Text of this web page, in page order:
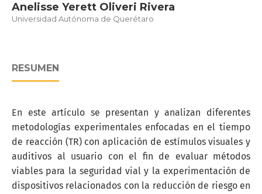
Anelisse Yerett Oliveri Rivera
Universidad Autónoma de Querétaro
RESUMEN
En este artículo se presentan y analizan diferentes
metodologías experimentales enfocadas en el tiempo
de reacción (TR) con aplicación de estímulos visuales y
auditivos al usuario con el fin de evaluar métodos
viables para la seguridad vial y la experimentación de
dispositivos relacionados con la reducción de riesgo en